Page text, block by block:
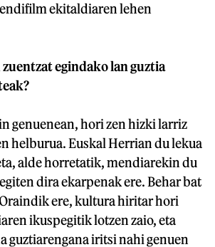
ekitaldiaren lehen
zuentzat egindako lan guztia
genuenean, hori zen hizki larriz
helburua. Euskal Herrian du lekua
alde horretatik, mendiarekin du
dira ekarpenak ere. Behar bat
ere, kultura hiritar hori
ikuspegitik lotzen zaio, eta
guztiarengana iritsi nahi genuen